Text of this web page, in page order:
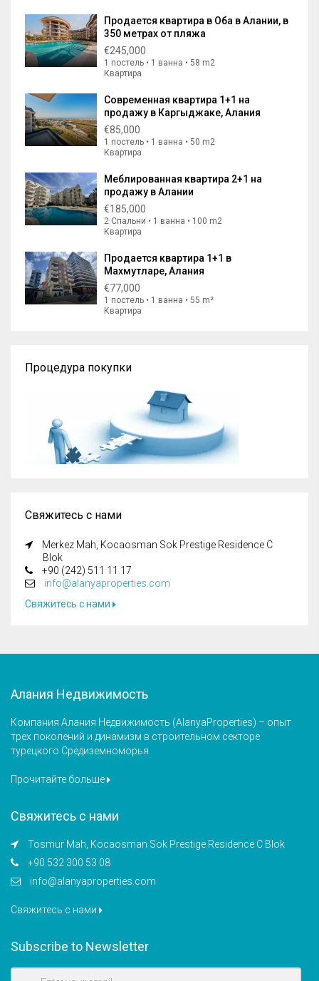
Продается квартира в Оба в Алании, в
350 метрах от пляжа
€245,000
1 постель • 1 ванна • 58 m2
Квартира
Современная квартира 1+1 на
продажу в Каргыджаке, Алания
€85,000
1 постель • 1 ванна • 50 m2
Квартира
Меблированная квартира 2+1 на
продажу в Алании
€185,000
2 Спальни • 1 ванна • 100 m2
Квартира
Продается квартира 1+1 в
Махмутларе, Алания
€77,000
1 постель • 1 ванна • 55 m²
Квартира
Процедура покупки
Свяжитесь с нами
Merkez Mah, Kocaosman Sok Prestige Residence C
Blok
+90 (242) 511 11 17
info@alanyaproperties.com
Свяжитесь с нами
Алания Недвижимость
Компания Алания Недвижимость (AlanyaProperties) – опыт
трех поколений и динамизм в строительном секторе
турецкого Средиземноморья.
Прочитайте больше
Свяжитесь с нами
Tosmur Mah, Kocaosman Sok Prestige Residence C Blok
+90 532 300 53 08
info@alanyaproperties.com
Свяжитесь с нами
Subscribe to Newsletter